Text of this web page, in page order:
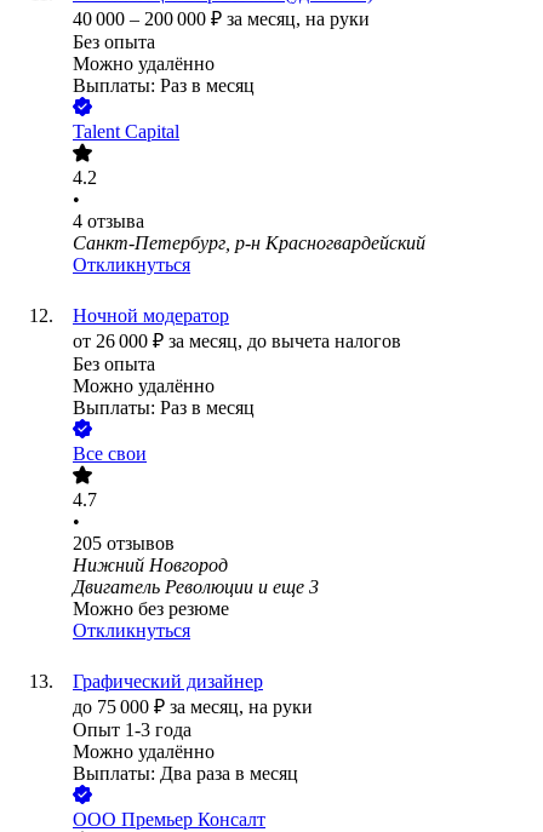
40 000 – 200 000 ₽ за месяц, на руки
Без опыта
Можно удалённо
Выплаты: Раз в месяц
Talent Capital
4.2
•
4 отзыва
Санкт-Петербург, р-н Красногвардейский
Откликнуться
Ночной модератор
от 26 000 ₽ за месяц, до вычета налогов
Без опыта
Можно удалённо
Выплаты: Раз в месяц
Все свои
4.7
•
205 отзывов
Нижний Новгород
Двигатель Революции и еще 3
Можно без резюме
Откликнуться
Графический дизайнер
до 75 000 ₽ за месяц, на руки
Опыт 1-3 года
Можно удалённо
Выплаты: Два раза в месяц
ООО Премьер Консалт